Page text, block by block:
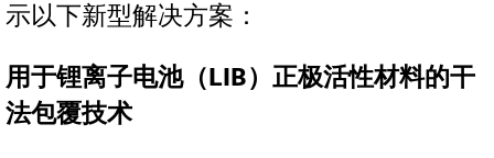
示以下新型解决方案：
用于锂离子电池（LIB）正极活性材料的干
法包覆技术